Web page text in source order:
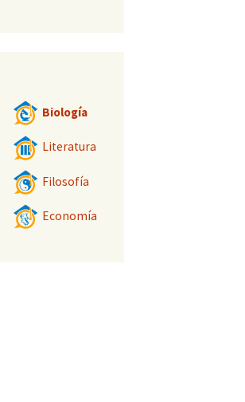
Biología
Literatura
Filosofía
Economía